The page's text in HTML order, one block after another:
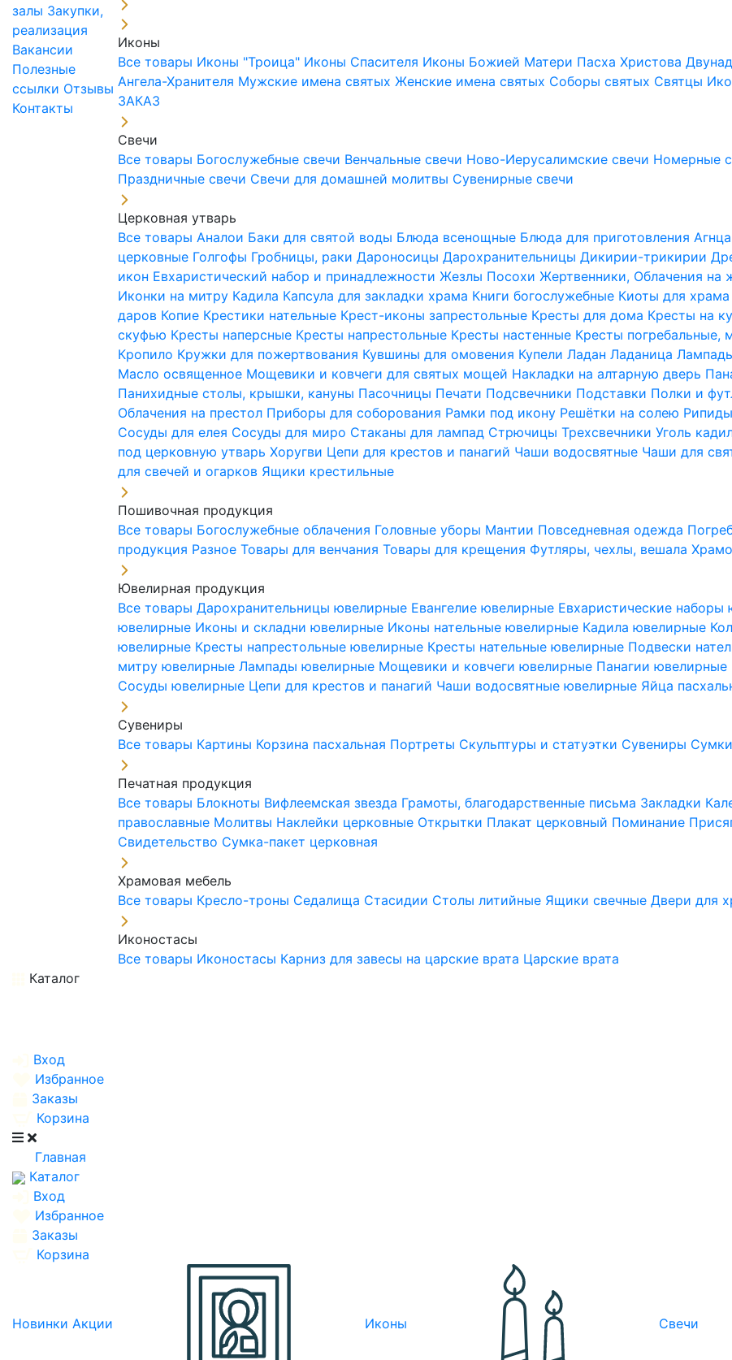
залы Закупки,
реализация
Вакансии
Полезные
ссылки Отзывы
Контакты
Иконы
Все товары Иконы "Троица" Иконы Спасителя Иконы Божией Матери Пасха Христова
Ангела-Хранителя Мужские имена святыхЖенские имена святых Соборы святых Святцы
ЗАКАЗ
Свечи
Все товары Богослужебные свечи Венчальные свечи Ново-Иерусалимские свечи Номерные
Праздничные свечи Свечи для домашней молитвы Сувенирные свечи
Церковная утварь
Все товарыАналои Баки для святой воды Блюда всенощные Блюда для приготовления Агнца
церковные Голгофы Гробницы, ракиДароносицыДарохранительницыДикирии-трикирии
икон Евхаристический набор и принадлежностиЖезлы ПосохиЖертвенники, Облачения на
Иконки на митру Кадила Капсула для закладки храма Книги богослужебные Киоты для храма
даров Копие Крестики нательные Крест-иконы запрестольные Кресты для дома Кресты на
скуфью Кресты наперсные Кресты напрестольные Кресты настенные Кресты погребальные,
Кропило Кружки для пожертвования Кувшины для омовения КупелиЛаданЛаданица
Масло освященное Мощевики и ковчеги для святых мощей Накладки на алтарную дверь
Панихидные столы, крышки, кануны Пасочницы Печати Подсвечники Подставки Полки и
Облачения на престол Приборы для соборования Рамки под икону Решётки на солею Рипиды
Сосуды для елея Сосуды для миро Стаканы для лампад СтрючицыТрехсвечникиУголь
под церковную утварьХоругви Цепи для крестов и панагий Чаши водосвятные Чаши для
для свечей и огарков Ящики крестильные
Пошивочная продукция
Все товары Богослужебные облачения Головные уборы Мантии Повседневная одежда
продукция РазноеТовары для венчанияТовары для крещения Футляры, чехлы, вешала
Ювелирная продукция
Все товарыДарохранительницы ювелирные Евангелие ювелирные Евхаристические
ювелирные Иконы и складни ювелирные Иконы нательные ювелирные Кадила ювелирные
ювелирные Кресты напрестольные ювелирные Кресты нательные ювелирные Подвески
митру ювелирныеЛампады ювелирные Мощевики и ковчеги ювелирные Панагии ювелирные
Сосуды ювелирные Цепи для крестов и панагий Чаши водосвятные ювелирные Яйца
Сувениры
Все товары Картины Корзина пасхальная Портреты Скульптуры и статуэтки Сувениры Сумки
Печатная продукция
Все товары Блокноты Вифлеемская звезда Грамоты, благодарственные письма Закладки
православные Молитвы Наклейки церковные Открытки Плакат церковный Поминание
Свидетельство Сумка-пакет церковная
Храмовая мебель
Все товары Кресло-троны Седалища Стасидии Столы литийные Ящики свечныеДвери для
Иконостасы
Все товары Иконостасы Карниз для завесы на царские врата Царские врата
Каталог
Вход
Избранное
Заказы
Корзина
Главная
Каталог
Вход
Избранное
Заказы
Корзина
Новинки Акции Иконы Свечи